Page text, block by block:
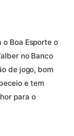
Boa Esporte o
no Banco
de jogo, bom
e tem
para o